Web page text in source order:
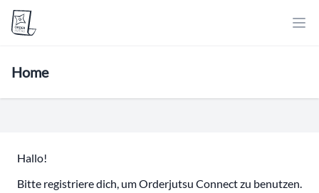
Home
Hallo!
Bitte registrieredich, um Orderjutsu Connect zu benutzen.